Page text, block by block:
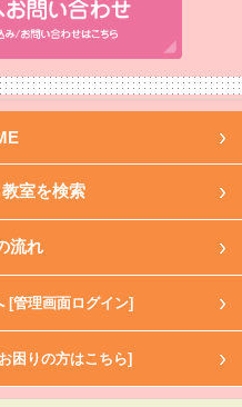
室を検索
流れ
[管理画面ログイン]
困りの方はこちら]